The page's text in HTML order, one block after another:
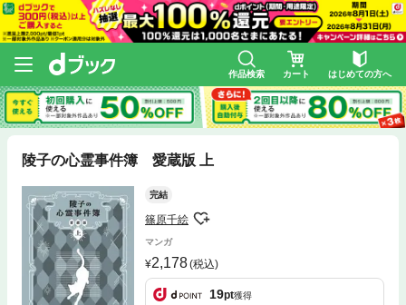
作品検索 カート はじめての方へ
陵子の心霊事件簿 愛蔵版 上
完結
篠原千絵
マンガ
2,178(税込)
19pt獲得